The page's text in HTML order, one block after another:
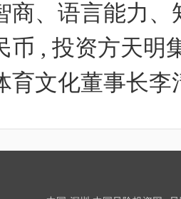
商、语言能力
币 , 投资方天明
育文化董事长李